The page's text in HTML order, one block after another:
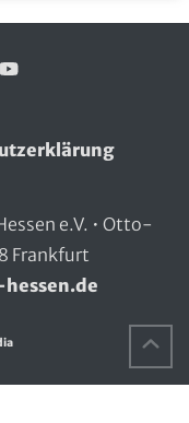
uns auf:
YouTube
e.V. • Otto-
Frankfurt